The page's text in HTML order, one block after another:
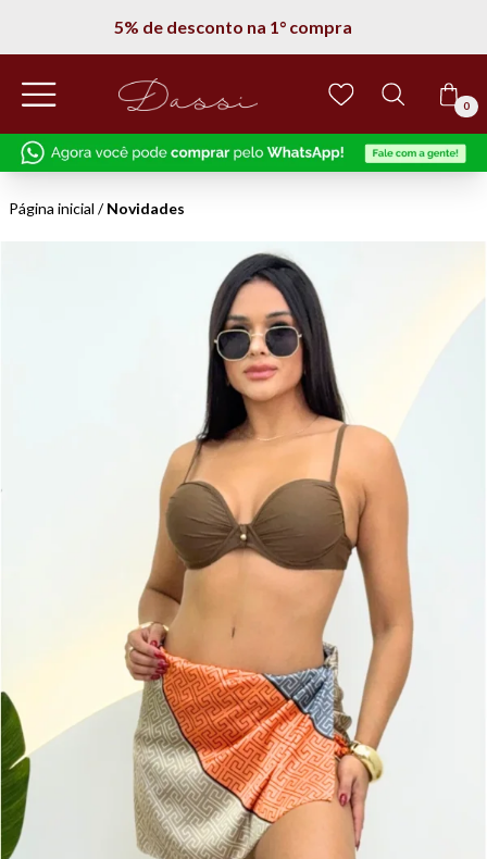
5% de desconto na 1° compra
0
Página inicial /Novidades